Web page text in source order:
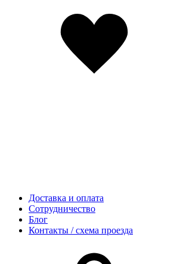
Доставка и оплата
Сотрудничество
Блог
Контакты / схема проезда